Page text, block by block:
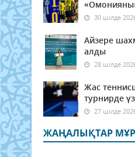
30 шілде
Айзере
алды
28 шілде
Жас
турнирде
27 шілде
ЖАҢАЛЫҚТАР